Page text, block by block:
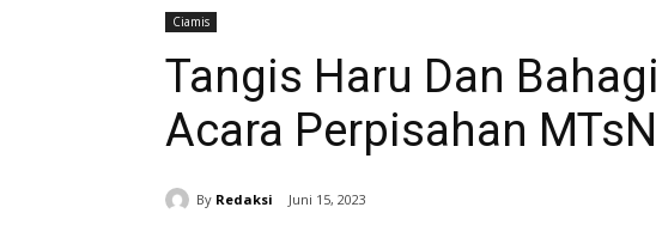
Ciamis
Tangis Haru Dan
Acara Perpisahan
By Redaksi Juni 15, 2023